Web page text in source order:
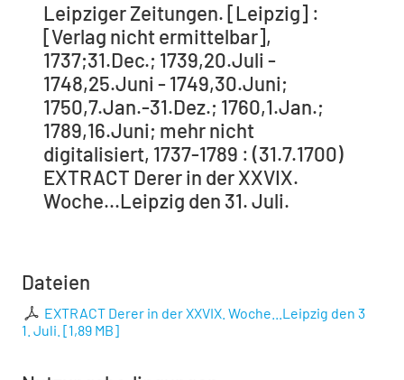
Leipziger Zeitungen. [Leipzig] :
[Verlag nicht ermittelbar],
1737;31.Dec.; 1739,20.Juli -
1748,25.Juni - 1749,30.Juni;
1750,7.Jan.-31.Dez.; 1760,1.Jan.;
1789,16.Juni; mehr nicht
digitalisiert, 1737-1789 : (31.7.1700)
EXTRACT Derer in der XXVIX.
Woche...Leipzig den 31. Juli.
Dateien
EXTRACT Derer in der XXVIX. Woche...Leipzig den 3
1. Juli. [1,89 MB]